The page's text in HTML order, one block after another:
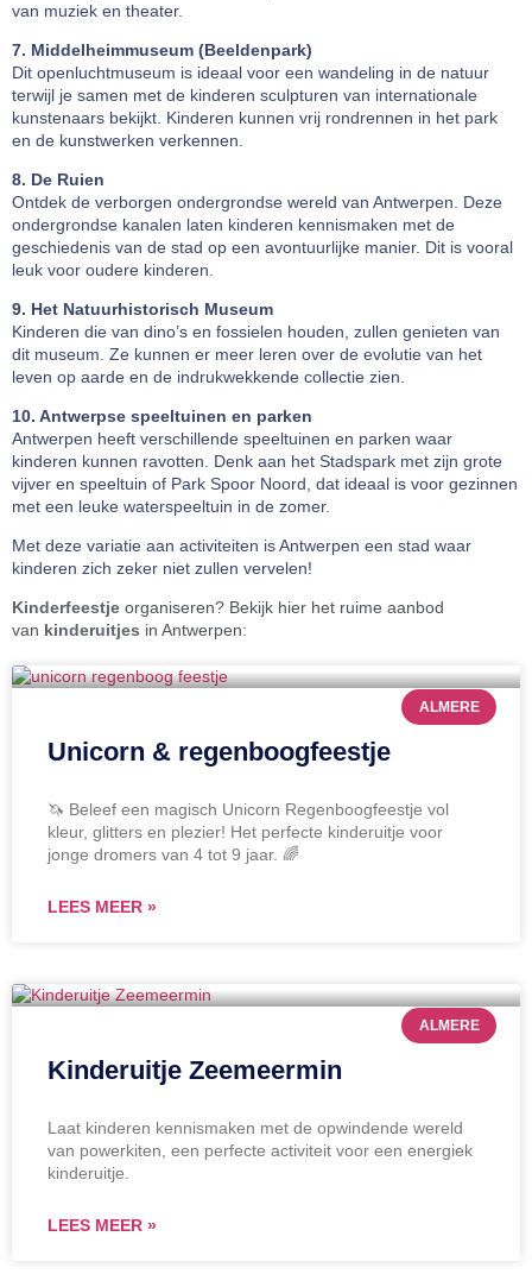
van muziek en theater.
7. Middelheimmuseum (Beeldenpark)
Dit openluchtmuseum is ideaal voor een wandeling in de natuur
terwijl je samen met de kinderen sculpturen van internationale
kunstenaars bekijkt. Kinderen kunnen vrij rondrennen in het park
en de kunstwerken verkennen.
8. De Ruien
Ontdek de verborgen ondergrondse wereld van Antwerpen. Deze
ondergrondse kanalen laten kinderen kennismaken met de
geschiedenis van de stad op een avontuurlijke manier. Dit is vooral
leuk voor oudere kinderen.
9. Het Natuurhistorisch Museum
Kinderen die van dino’s en fossielen houden, zullen genieten van
dit museum. Ze kunnen er meer leren over de evolutie van het
leven op aarde en de indrukwekkende collectie zien.
10. Antwerpse speeltuinen en parken
Antwerpen heeft verschillende speeltuinen en parken waar
kinderen kunnen ravotten. Denk aan het Stadspark met zijn grote
vijver en speeltuin of Park Spoor Noord, dat ideaal is voor gezinnen
met een leuke waterspeeltuin in de zomer.
Met deze variatie aan activiteiten is Antwerpen een stad waar
kinderen zich zeker niet zullen vervelen!
Kinderfeestje organiseren? Bekijk hier het ruime aanbod
van kinderuitjes in Antwerpen:
ALMERE
Unicorn & regenboogfeestje
🦄 Beleef een magisch Unicorn Regenboogfeestje vol
kleur, glitters en plezier! Het perfecte kinderuitje voor
jonge dromers van 4 tot 9 jaar. 🌈
LEES MEER »
ALMERE
Kinderuitje Zeemeermin
Laat kinderen kennismaken met de opwindende wereld
van powerkiten, een perfecte activiteit voor een energiek
kinderuitje.
LEES MEER »